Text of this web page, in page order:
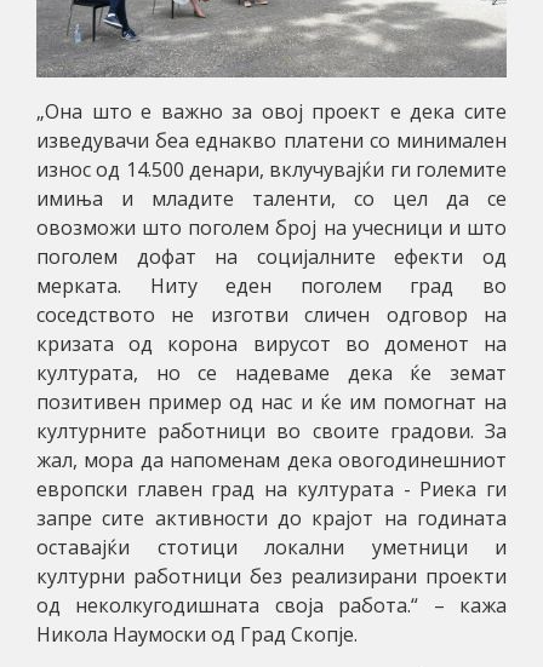
„Она што е важно за овој проект е дека сите
изведувачи беа еднакво платени со минимален
износ од 14.500 денари, вклучувајќи ги големите
имиња и младите таленти, со цел да се
овозможи што поголем број на учесници и што
поголем дофат на социјалните ефекти од
мерката. Ниту еден поголем град во
соседството не изготви сличен одговор на
кризата од корона вирусот во доменот на
културата, но се надеваме дека ќе земат
позитивен пример од нас и ќе им помогнат на
културните работници во своите градови. За
жал, мора да напоменам дека овогодинешниот
европски главен град на културата - Риека ги
запре сите активности до крајот на годината
оставајќи стотици локални уметници и
културни работници без реализирани проекти
од неколкугодишната своја работа.“ – кажа
Никола Наумоски од Град Скопје.